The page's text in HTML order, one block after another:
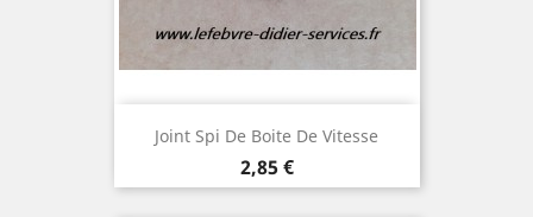
Joint Spi De Boite De Vitesse
Prix
2,85 €